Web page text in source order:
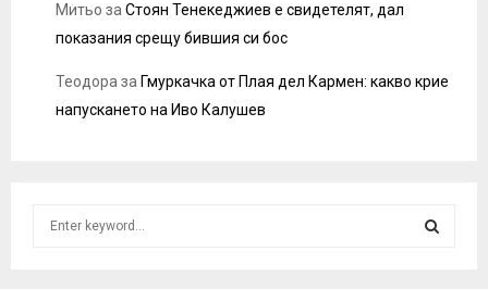
Митьо за Стоян Тенекеджиев е свидетелят, дал
показания срещу бившия си бос
Теодора за Гмуркачка от Плая дел Кармен: какво крие
напускането на Иво Калушев